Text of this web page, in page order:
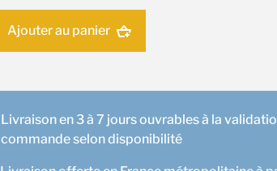
Ajouter au panier
Livraison en 3 à 7 jours ouvrables à la
commande selon disponibilité